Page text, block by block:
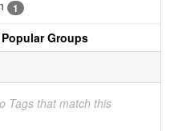
1
Groups
Tags that match this